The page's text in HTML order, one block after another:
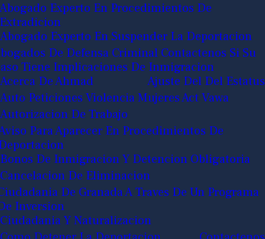
Experto En Procedimientos De
Abogado Experto En Suspender La Deportacion
De Defensa Criminal Contactenos Si Su
Tiene Implicaciones De Inmigracion
Acerca De Ahmad
Ajuste Del Del Estatus
Auto Peticiones Violencia Mujeres Act Vawa
Autorizacion De Trabajo
Para Aparecer En Procedimientos De
Bonos De Inmigracion Y Detencion Obligatoria
Cancelacion De Eliminacion
De Granada A Traves De Un Programa
Inversion
Ciudadania Y Naturalizacion